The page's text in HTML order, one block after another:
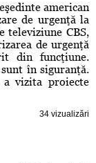
american
de urgenţă la
televiziune CBS,
de urgenţă
din funcţiune.
în siguranţă.
vizita proiecte
34 vizualizări